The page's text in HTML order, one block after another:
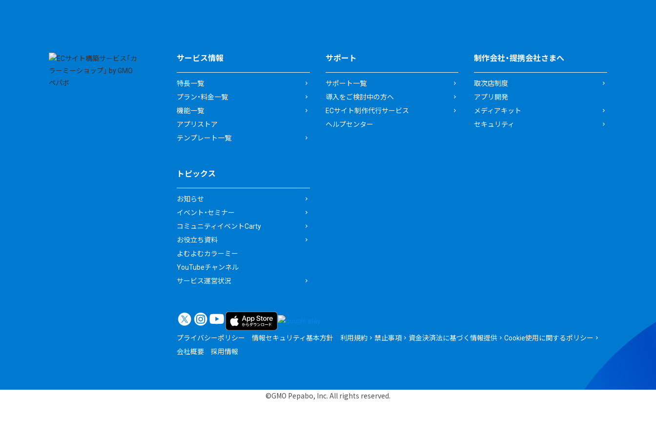
サービス情報
特長一覧
プラン・料金一覧
機能一覧
アプリストア
テンプレート一覧
サポート
サポート一覧
導入をご検討中の方へ
ECサイト制作代行サービス
ヘルプセンター
制作会社・提携会社さまへ
取次店制度
アプリ開発
メディアキット
セキュリティ
トピックス
お知らせ
イベント・セミナー
コミュニティイベントCarty
お役立ち資料
よむよむカラーミー
YouTubeチャンネル
サービス運営状況
プライバシーポリシー 情報セキュリティ基本方針 利用規約 禁止事項 資金決済法に基づく情報提供
Cookie使用に関するポリシー
会社概要
採用情報
©GMO Pepabo, Inc. All rights reserved.